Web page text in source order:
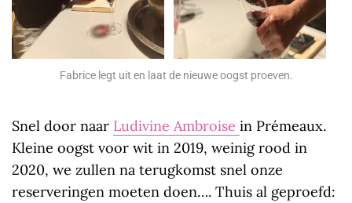
Fabrice legt uit en laat de nieuwe oogst proeven.
Snel door naar Ludivine Ambroise in Prémeaux.
Kleine oogst voor wit in 2019, weinig rood in
2020, we zullen na terugkomst snel onze
reserveringen moeten doen…. Thuis al geproefd: